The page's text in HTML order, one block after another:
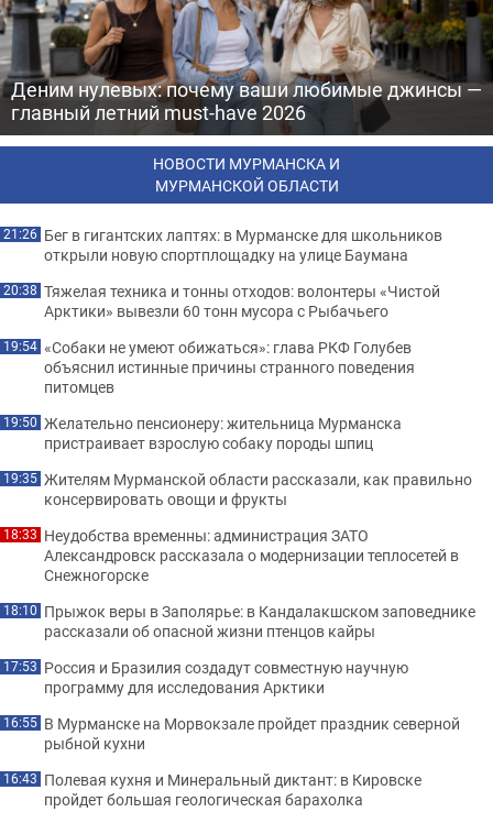
Деним нулевых: почему ваши любимые джинсы —
главный летний must-have 2026
НОВОСТИ МУРМАНСКА И
МУРМАНСКОЙ ОБЛАСТИ
21:26 Бег в гигантских лаптях: в Мурманске для школьников
открыли новую спортплощадку на улице Баумана
20:38 Тяжелая техника и тонны отходов: волонтеры «Чистой
Арктики» вывезли 60 тонн мусора с Рыбачьего
19:54 «Собаки не умеют обижаться»: глава РКФ Голубев
объяснил истинные причины странного поведения
питомцев
19:50 Желательно пенсионеру: жительница Мурманска
пристраивает взрослую собаку породы шпиц
19:35 Жителям Мурманской области рассказали, как правильно
консервировать овощи и фрукты
18:33 Неудобства временны: администрация ЗАТО
Александровск рассказала о модернизации теплосетей в
Снежногорске
18:10 Прыжок веры в Заполярье: в Кандалакшском заповеднике
рассказали об опасной жизни птенцов кайры
17:53 Россия и Бразилия создадут совместную научную
программу для исследования Арктики
16:55 В Мурманске на Морвокзале пройдет праздник северной
рыбной кухни
16:43 Полевая кухня и Минеральный диктант: в Кировске
пройдет большая геологическая барахолка